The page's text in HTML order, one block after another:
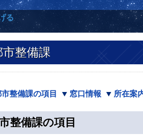
る
整備課
整備課の項目
窓口情報 所在案
整備課の項目